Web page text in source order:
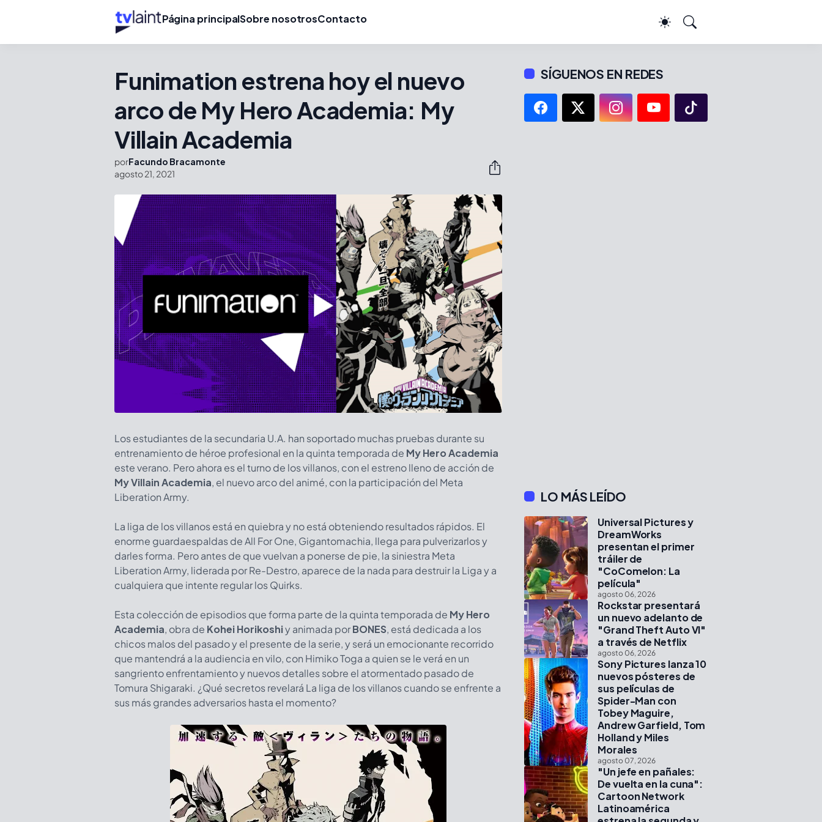
Página principalSobre nosotrosContacto
Funimation estrena hoy el nuevo
arco de My Hero Academia: My
Villain Academia
porFacundo Bracamonte
agosto 21, 2021
Los estudiantes de la secundaria U.A. han soportado muchas pruebas durante su
entrenamiento de héroe profesional en la quinta temporada de My Hero Academia
este verano. Pero ahora es el turno de los villanos, con el estreno lleno de acción de
My Villain Academia, el nuevo arco del animé, con la participación del Meta
Liberation Army.
La liga de los villanos está en quiebra y no está obteniendo resultados rápidos. El
enorme guardaespaldas de All For One, Gigantomachia, llega para pulverizarlos y
darles forma. Pero antes de que vuelvan a ponerse de pie, la siniestra Meta
Liberation Army, liderada por Re-Destro, aparece de la nada para destruir la Liga y a
cualquiera que intente regular los Quirks.
Esta colección de episodios que forma parte de la quinta temporada de My Hero
Academia, obra de Kohei Horikoshiy animada porBONES, está dedicada a los
chicos malos del pasado y el presente de la serie, y será un emocionante recorrido
que mantendrá a la audiencia en vilo, con Himiko Toga a quien se le verá en un
sangriento enfrentamiento y nuevos detalles sobre el atormentado pasado de
Tomura Shigaraki. ¿Qué secretos revelará La liga de los villanos cuando se enfrente a
sus más grandes adversarios hasta el momento?
SÍGUENOS EN REDES
LO MÁS LEÍDO
Universal Pictures y
DreamWorks
presentan el primer
tráiler de
"CoComelon: La
película"
agosto 06, 2026
Rockstar presentará
un nuevo adelanto de
"Grand Theft Auto VI"
a través de Netflix
agosto 06, 2026
Sony Pictures lanza 10
nuevos pósteres de
sus películas de
Spider-Man con
Tobey Maguire,
Andrew Garfield, Tom
Holland y Miles
Morales
agosto 07, 2026
"Un jefe en pañales:
De vuelta en la cuna":
Cartoon Network
Latinoamérica